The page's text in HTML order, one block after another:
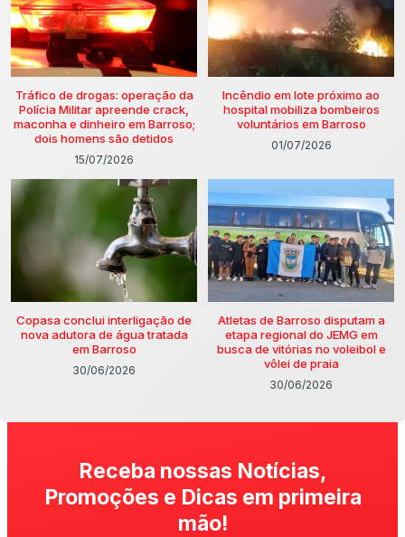
Tráfico de drogas: operação da
Polícia Militar apreende crack,
maconha e dinheiro em Barroso;
dois homens são detidos
15/07/2026
Incêndio em lote próximo ao
hospital mobiliza bombeiros
voluntários em Barroso
01/07/2026
Copasa conclui interligação de
nova adutora de água tratada
em Barroso
30/06/2026
Atletas de Barroso disputam a
etapa regional do JEMG em
busca de vitórias no voleibol e
vôlei de praia
30/06/2026
Receba nossas Notícias,
Promoções e Dicas em primeira
mão!